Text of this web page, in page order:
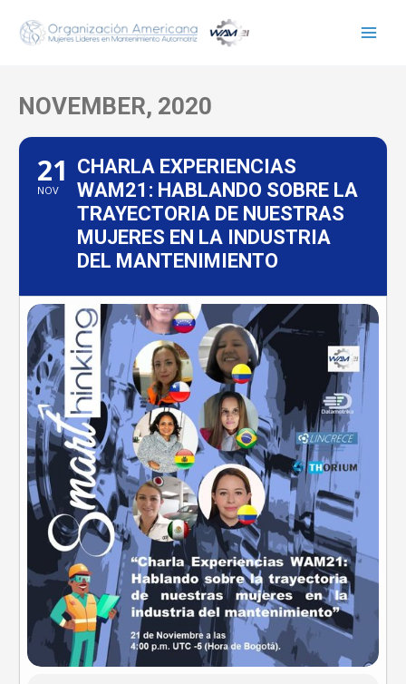
NOVEMBER, 2020
21
NOV
CHARLA EXPERIENCIAS
WAM21: HABLANDO SOBRE LA
TRAYECTORIA DE NUESTRAS
MUJERES EN LA INDUSTRIA
DEL MANTENIMIENTO